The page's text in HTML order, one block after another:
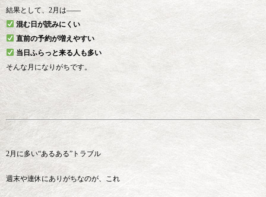
結果として、2月は——
混む日が読みにくい
直前の予約が増えやすい
当日ふらっと来る人も多い
そんな月になりがちです。
2月に多い“あるある”トラブル‍
週末や連休にありがちなのが、これ